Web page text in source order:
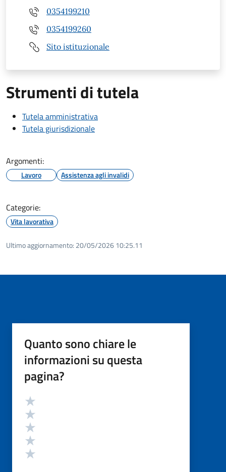
0354199210
0354199260
Sito istituzionale
Strumenti di tutela
Tutela amministrativa
Tutela giurisdizionale
Argomenti:
Lavoro Assistenza agli invalidi
Categorie:
Vita lavorativa
Ultimo aggiornamento: 20/05/2026 10:25.11
Quanto sono chiare le
informazioni su questa
pagina?
Valutazione